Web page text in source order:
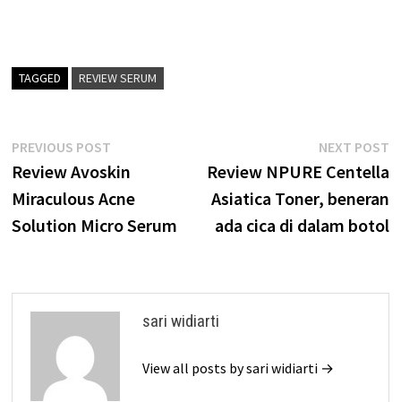
TAGGED REVIEW SERUM
Post
navigation
PREVIOUS POSTPrevious
post:
Review Avoskin
Miraculous Acne
Solution Micro Serum
NEXT POST
Review NPURE Centella
Asiatica Toner, beneran
ada cica di dalam botol
sari widiarti
View all posts by sari widiarti →